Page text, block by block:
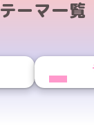
テーマ一覧